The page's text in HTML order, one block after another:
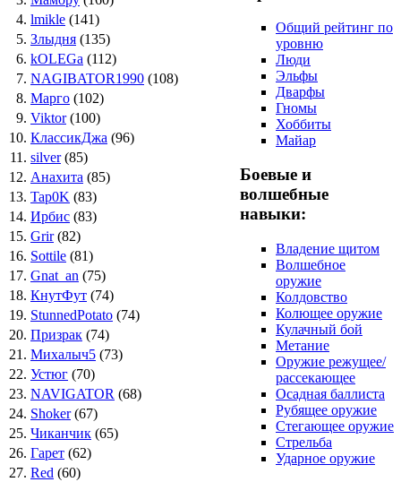
4. lmikle (141)
5. Злыдня (135)
6. kOLEGa (112)
7. NAGIBATOR1990 (108)
8. Марго (102)
9. Viktor(100)
10. КлассикДжа (96)
11. silver(85)
12. Анахита (85)
13. Tap0K (83)
14. Ирбис (83)
15. Grir(82)
16. Sottile (81)
17. Gnat_an (75)
18. КнутФут (74)
19. StunnedPotato (74)
20. Призрак (74)
21. Михалыч5 (73)
22. Устюг (70)
23. NAVIGATOR (68)
24. Shoker(67)
25. Чиканчик (65)
26. Гарет (62)
27. Red (60)
Общий рейтинг по
уровню
Люди
Эльфы
Дварфы
Гномы
Хоббиты
Майар
Боевые и
волшебные
навыки:
Владение щитом
Волшебное
оружие
Колдовство
Колющее оружие
Кулачный бой
Метание
Оружие режущее/
рассекающее
Осадная баллиста
Рубящее оружие
Стегающее оружие
Стрельба
Ударное оружие